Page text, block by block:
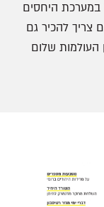
במערכת היחסים
צריך להכיר גם
העולמות שלום